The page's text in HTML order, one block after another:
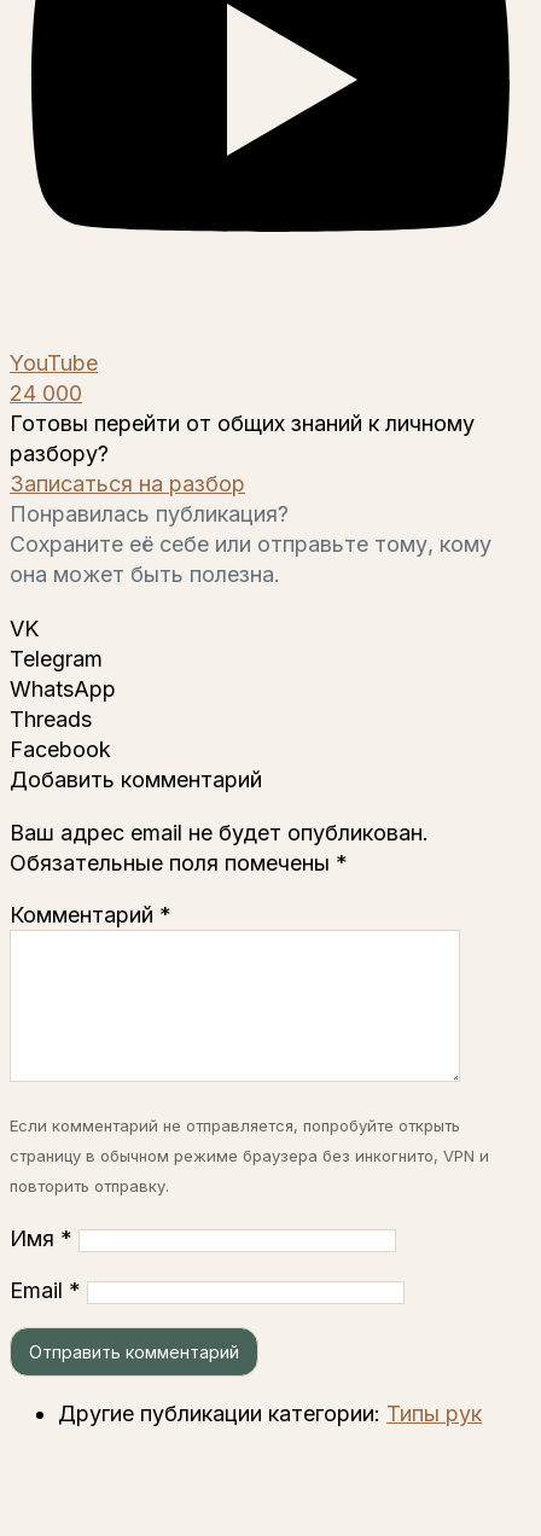
YouTube
24 000
Готовы перейти от общих знаний к личному
разбору?
Записаться на разбор
Понравилась публикация?
Сохраните её себе или отправьте тому, кому
она может быть полезна.
VK
Telegram
WhatsApp
Threads
Facebook
Добавить комментарий
Ваш адрес email не будет опубликован.
Обязательные поля помечены *
Комментарий *
Если комментарий не отправляется, попробуйте открыть
страницу в обычном режиме браузера без инкогнито, VPN и
повторить отправку.
Имя *
Email *
Другие публикации категории: Типы рук